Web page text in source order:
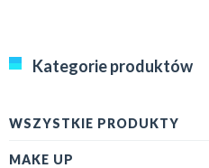
Kategorie produktów
WSZYSTKIE PRODUKTY
MAKE UP